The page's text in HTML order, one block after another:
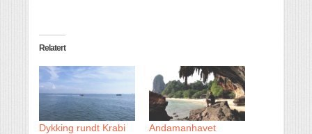
Relatert
Dykking rundt Krabi
Andamanhavet